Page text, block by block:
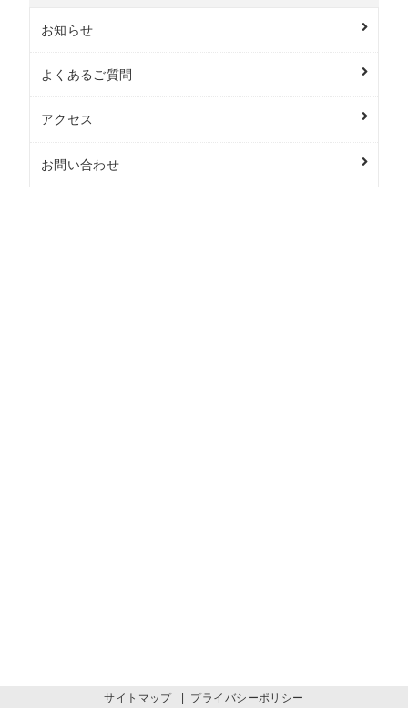
お知らせ
よくあるご質問
アクセス
お問い合わせ
サイトマップ| プライバシーポリシー